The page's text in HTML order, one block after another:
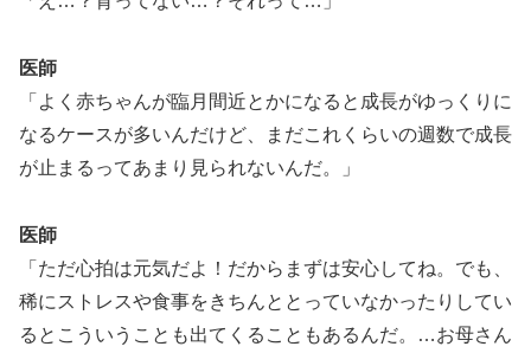
医師
「よく赤ちゃんが臨月間近とかになると成長がゆっくりに
なるケースが多いんだけど、まだこれくらいの週数で成長
が止まるってあまり見られないんだ。」
医師
「ただ心拍は元気だよ！だからまずは安心してね。でも、
稀にストレスや食事をきちんととっていなかったりしてい
るとこういうことも出てくることもあるんだ。…お母さん